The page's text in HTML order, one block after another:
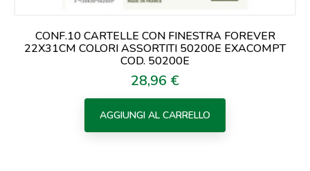
CONF.10 CARTELLE CON FINESTRA FOREVER
22X31CM COLORI ASSORTITI 50200E EXACOMPT
COD. 50200E
Prezzo
28,96 €
AGGIUNGI AL CARRELLO